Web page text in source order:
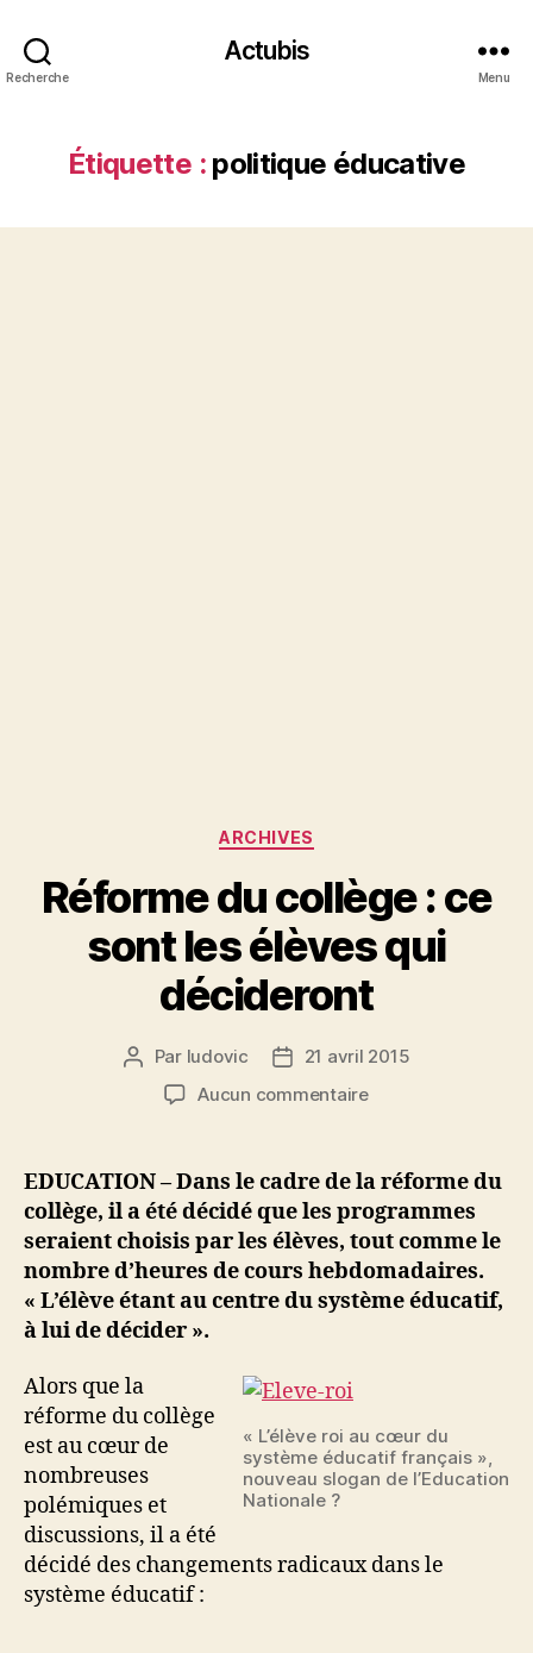
Recherche
Actubis
Menu
Étiquette : politique éducative
Catégories
ARCHIVES
Réforme du collège : ce
sont les élèves qui
décideront
Auteur
l’article
Par ludovic
Date21 avril 2015
Aucun commentairesur
collège
ce
sont
les
élèves
EDUCATION – Dans le cadre de la réforme du
collège, il a été décidé que les programmes
seraient choisis par les élèves, tout comme le
nombre d’heures de cours hebdomadaires.
« L’élève étant au centre du système éducatif,
à lui de décider ».
« L’élève roi au cœur du
système éducatif français »,
nouveau slogan de l’Education
Nationale ?
Alors que la
réforme du collège
est au cœur de
nombreuses
polémiques et
discussions, il a été
décidé des changements radicaux dans le
système éducatif :